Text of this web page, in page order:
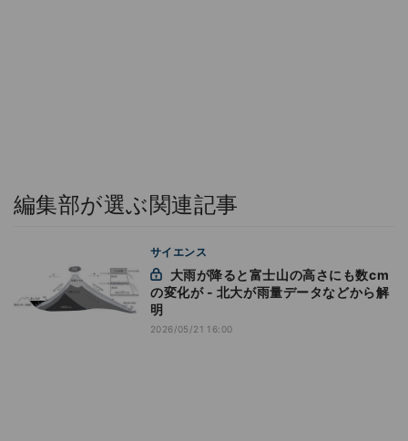
編集部が選ぶ関連記事
サイエンス
の変化が - 北大が雨量データなどから解
明
2026/05/21 16:00